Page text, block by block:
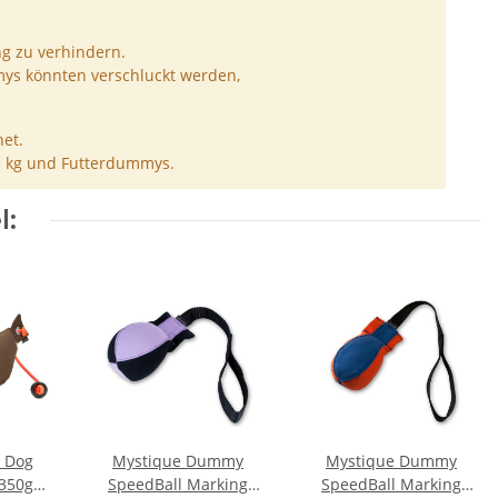
zu verhindern.
könnten verschluckt werden,
kg und Futterdummys.
Mystique Dummy
SpeedBall Marking
Mystique Dummy
SpeedBall Marking